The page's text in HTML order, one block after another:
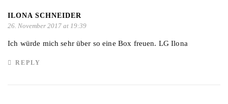
ILONA SCHNEIDER
26. November 2017 at 19:39
Ich würde mich sehr über so eine Box freuen. LG Ilona
REPLY